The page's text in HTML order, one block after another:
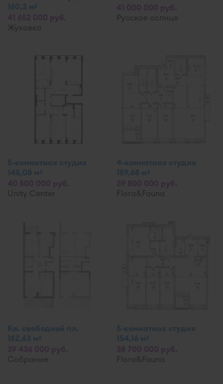
160,2 м2
Жуковка
Русское солнце
5-комнатная студия
145,08 м2
Unity Center
4-комнатная студия
159,68 м2
Flora&Fauna
Кв. свободной пл.
162,63 м2
Собрание
5-комнатная студия
154,16 м2
Flora&Fauna